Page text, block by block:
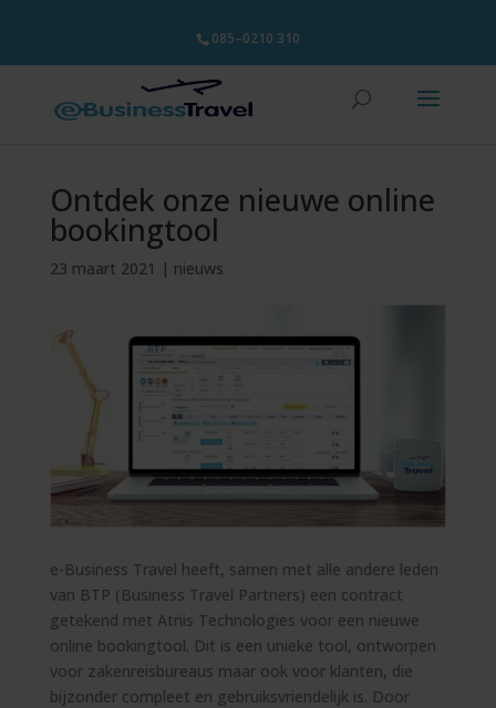
085–0210 310
Ontdek onze nieuwe online
bookingtool
23 maart 2021 | nieuws
e-Business Travel heeft, samen met alle andere leden
van BTP (Business Travel Partners) een contract
getekend met Atriis Technologies voor een nieuwe
online bookingtool. Dit is een unieke tool, ontworpen
voor zakenreisbureaus maar ook voor klanten, die
bijzonder compleet en gebruiksvriendelijk is. Door